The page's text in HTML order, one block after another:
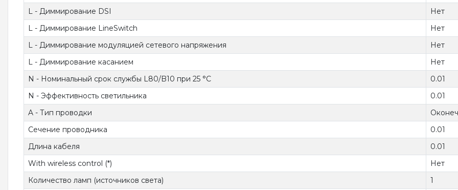
L - Диммирование DSI
Нет
L - Диммирование LineSwitch
Нет
L - Диммирование модуляцией сетевого напряжения
Нет
L - Диммирование касанием
Нет
N - Номинальный срок службы L80/B10 при 25 °C
0.01
N - Эффективность светильника
0.01
A - Тип проводки
Сечение проводника
0.01
Длина кабеля
0.01
With wireless control (*)
Нет
Количество ламп (источников света)
1